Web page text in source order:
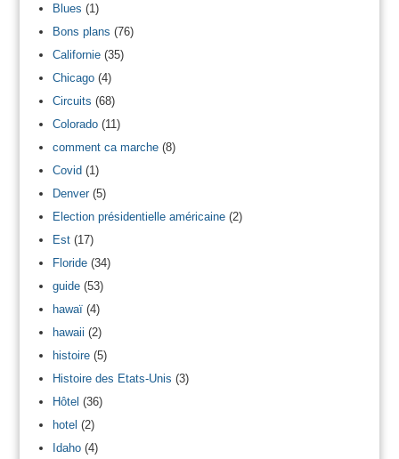
Blues (1)
Bons plans (76)
Californie(35)
Chicago(4)
Circuits (68)
Colorado(11)
comment ca marche(8)
Covid(1)
Denver(5)
Election présidentielle américaine(2)
Est(17)
Floride(34)
guide(53)
hawaï(4)
hawaii (2)
histoire(5)
Histoire des Etats-Unis (3)
Hôtel (36)
hotel (2)
Idaho(4)